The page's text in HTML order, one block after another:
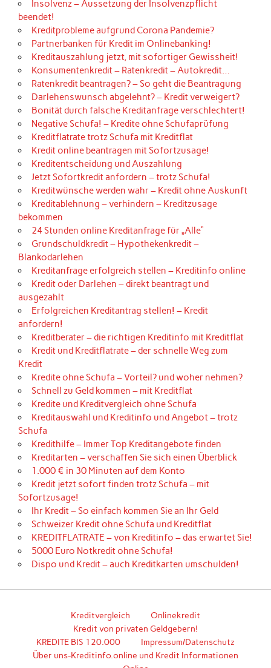
Insolvenz – Aussetzung der Insolvenzpflicht
beendet!
Kreditprobleme aufgrund Corona Pandemie?
Partnerbanken für Kredit im Onlinebanking!
Kreditauszahlung jetzt, mit sofortiger Gewissheit!
Konsumentenkredit – Ratenkredit – Autokredit…
Ratenkredit beantragen? – So geht die Beantragung
Darlehenswunsch abgelehnt? – Kredit verweigert?
Bonität durch falsche Kreditanfrage verschlechtert!
Negative Schufa! – Kredite ohne Schufaprüfung
Kreditflatrate trotz Schufa mit Kreditflat
Kredit online beantragen mit Sofortzusage!
Kreditentscheidung und Auszahlung
Jetzt Sofortkredit anfordern – trotz Schufa!
Kreditwünsche werden wahr – Kredit ohne Auskunft
Kreditablehnung – verhindern – Kreditzusage
bekommen
24 Stunden online Kreditanfrage für „Alle“
Grundschuldkredit – Hypothekenkredit –
Blankodarlehen
Kreditanfrage erfolgreich stellen – Kreditinfo online
Kredit oder Darlehen – direkt beantragt und
ausgezahlt
Erfolgreichen Kreditantrag stellen! – Kredit
anfordern!
Kreditberater – die richtigen Kreditinfo mit Kreditflat
Kredit und Kreditflatrate – der schnelle Weg zum
Kredit
Kredite ohne Schufa – Vorteil? und woher nehmen?
Schnell zu Geld kommen – mit Kreditflat
Kredite und Kreditvergleich ohne Schufa
Kreditauswahl und Kreditinfo und Angebot – trotz
Schufa
Kredithilfe – Immer Top Kreditangebote finden
Kreditarten – verschaffen Sie sich einen Überblick
1.000 € in 30 Minuten auf dem Konto
Kredit jetzt sofort finden trotz Schufa – mit
Sofortzusage!
Ihr Kredit – So einfach kommen Sie an Ihr Geld
Schweizer Kredit ohne Schufa und Kreditflat
KREDITFLATRATE – von Kreditinfo – das erwartet Sie!
5000 Euro Notkredit ohne Schufa!
Dispo und Kredit – auch Kreditkarten umschulden!
Kreditvergleich
Onlinekredit
Kredit von privaten Geldgebern!
KREDITE BIS 120.000
Impressum/Datenschutz
Über uns-Kreditinfo.online und Kredit Informationen